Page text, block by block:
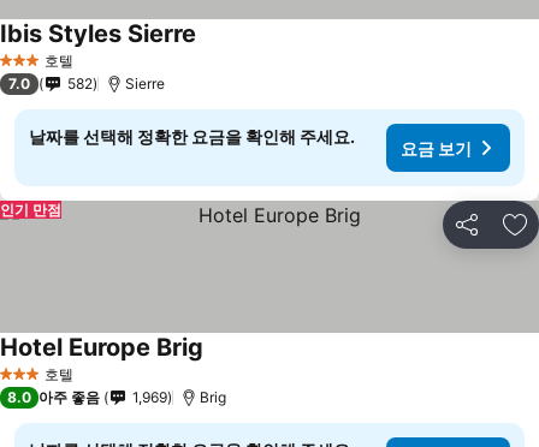
3 성급 호텔
Ibis Styles Sierre
7.0 582 Sierre
날짜를 선택해 정확한 요금을 확인해 주세요.
요금 보기
공유 즐
인기 만점
3 성급 호텔
Hotel Europe Brig
8.0 아주 좋음 1,969 Brig